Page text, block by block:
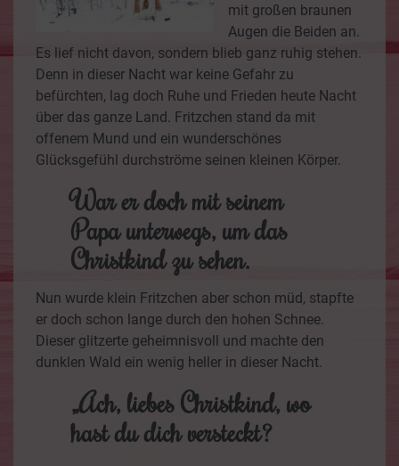
mit großen braunen
Augen die Beiden an.
Es lief nicht davon, sondern blieb ganz ruhig stehen.
Denn in dieser Nacht war keine Gefahr zu
befürchten, lag doch Ruhe und Frieden heute Nacht
über das ganze Land. Fritzchen stand da mit
offenem Mund und ein wunderschönes
Glücksgefühl durchströme seinen kleinen Körper.
War er doch mit seinem
Papa unterwegs, um das
Christkind zu sehen.
Nun wurde klein Fritzchen aber schon müd, stapfte
er doch schon lange durch den hohen Schnee.
Dieser glitzerte geheimnisvoll und machte den
dunklen Wald ein wenig heller in dieser Nacht.
„Ach, liebes Christkind, wo
hast du dich versteckt?